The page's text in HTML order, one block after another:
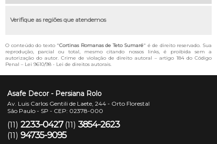
Verifique as regiões que atendemos
O conteúdo do texto "Cortinas Romanas de Teto Sumaré" é de direito reservado. Sua
reprodução, parcial ou total, mesmo citando nossos links, é proibida sem a
autorização do autor. Crime de violação de direito autoral – artigo 184 do Código
Penal – Lei 9610/98 - Lei de direitos autorais.
Asafe Decor - Persiana Rolo
Av. Luis Carlos Gentili de Laete, 244 - Orto Florestal
São Paulo - SP - CEP: 02378-000
(11) 2233-0427 (11) 3854-2623
(11) 94735-9095